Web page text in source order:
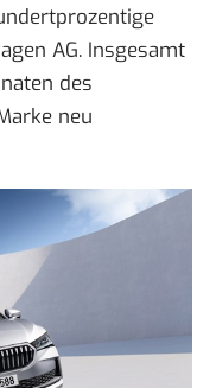
AG. Insgesamt
des
neu